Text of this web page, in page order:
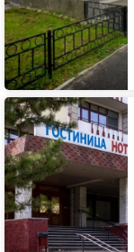
Гостиница
Меридиан